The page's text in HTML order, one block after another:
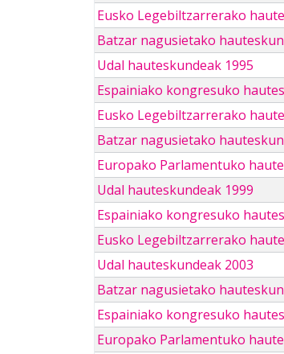
Eusko Legebiltzarrerako
Batzar nagusietako
Udal hauteskundeak 1995
Espainiako kongresuko
Eusko Legebiltzarrerako
Batzar nagusietako
Europako Parlamentuko
Udal hauteskundeak 1999
Espainiako kongresuko
Eusko Legebiltzarrerako
Udal hauteskundeak 2003
Batzar nagusietako
Espainiako kongresuko
Europako Parlamentuko